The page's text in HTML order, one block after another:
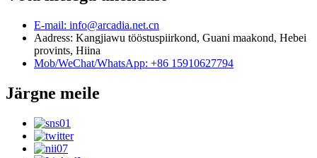
E-mail: info@arcadia.net.cn
Aadress: Kangjiawu tööstuspiirkond, Guani maakond, Hebei
provints, Hiina
Mob/WeChat/WhatsApp: +86 15910627794
Järgne meile